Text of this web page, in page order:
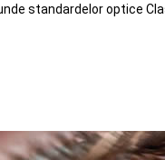
standardelor optice